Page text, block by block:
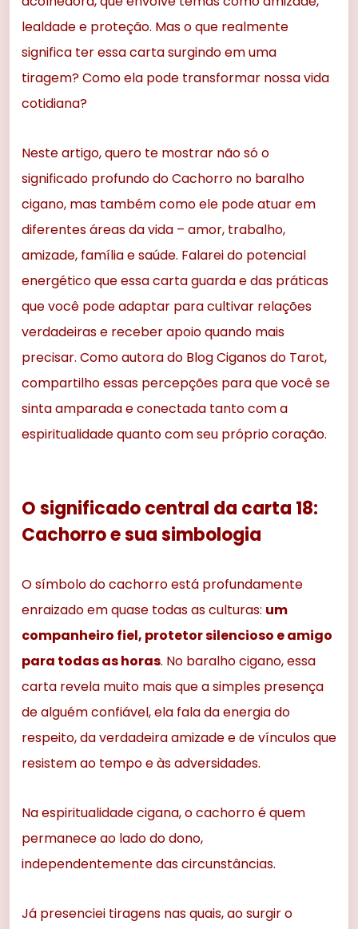
lealdade e proteção. Mas o que realmente
significa ter essa carta surgindo em uma
tiragem? Como ela pode transformar nossa vida
cotidiana?
Neste artigo, quero te mostrar não só o
significado profundo do Cachorro no baralho
cigano, mas também como ele pode atuar em
diferentes áreas da vida – amor, trabalho,
amizade, família e saúde. Falarei do potencial
energético que essa carta guarda e das práticas
que você pode adaptar para cultivar relações
verdadeiras e receber apoio quando mais
precisar. Como autora do Blog Ciganos do Tarot,
compartilho essas percepções para que você se
sinta amparada e conectada tanto com a
espiritualidade quanto com seu próprio coração.
O significado central da carta 18:
Cachorro e sua simbologia
O símbolo do cachorro está profundamente
enraizado em quase todas as culturas: um
companheiro fiel, protetor silencioso e amigo
para todas as horas. No baralho cigano, essa
carta revela muito mais que a simples presença
de alguém confiável, ela fala da energia do
respeito, da verdadeira amizade e de vínculos que
resistem ao tempo e às adversidades.
Na espiritualidade cigana, o cachorro é quem
permanece ao lado do dono,
independentemente das circunstâncias.
Já presenciei tiragens nas quais, ao surgir o